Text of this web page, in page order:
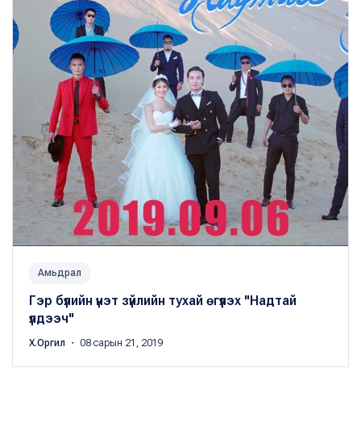
Амьдрал
Гэр бүлийн үнэт зүйлийн тухай өгүүлэх "Надтай
үлдээч"
Х.Оргил ・ 08 сарын 21, 2019